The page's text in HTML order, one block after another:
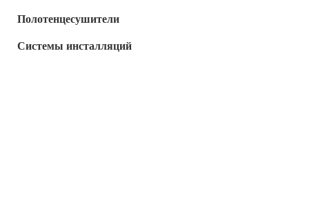
Полотенцесушители
Системы инсталляций